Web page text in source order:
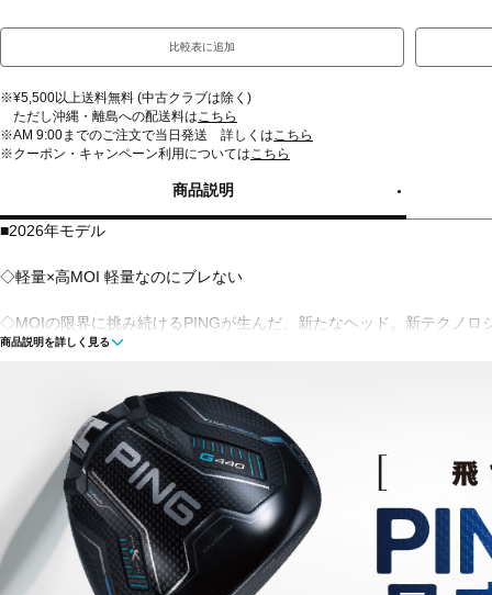
比較表に追加
※¥5,500以上送料無料 (中古クラブは除く)
ただし沖縄・離島への配送料はこちら
※AM 9:00までのご注文で当日発送 詳しくはこちら
※クーポン・キャンペーン利用についてはこちら
商品説明
■2026年モデル
◇軽量×高MOI 軽量なのにブレない
◇MOIの限界に挑み続けるPINGが生んだ、新たなヘッド。新テクノロ
れは、さらなる飛びとブレない安定を求める、新基準である。軽量で
■ヘッド素材・製法：FORGED T9S＋チタン(フェース)/8-1-1チタン(
■付属ヘッドカバー：有
■付属品：レンチ
■ルール適合：○
商品説明を詳しく見る